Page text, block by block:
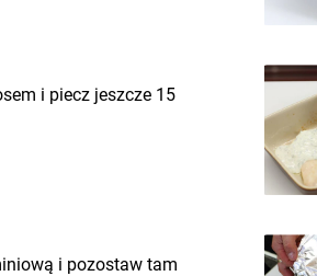
i piecz jeszcze 15
i pozostaw tam